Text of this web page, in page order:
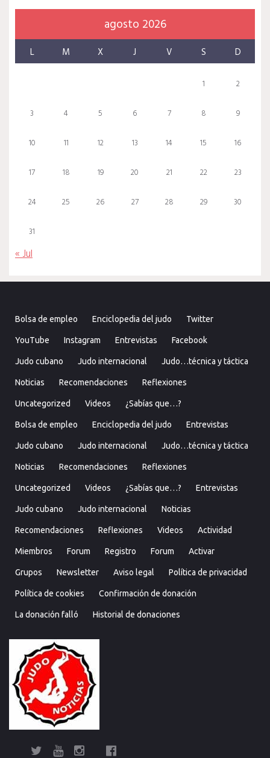
agosto 2026
L M X J V S D
1 2
3 4 5 6 7 8 9
10 11 12 13 14 15 16
17 18 19 20 21 22 23
24 25 26 27 28 29 30
31
« Jul
Bolsa de empleo Enciclopedia del judo Twitter
YouTube Instagram Entrevistas Facebook
Judo cubano Judo internacional Judo…técnica y táctica
Noticias Recomendaciones Reflexiones
Uncategorized Videos ¿Sabías que…?
Bolsa de empleo Enciclopedia del judo Entrevistas
Judo cubano Judo internacional Judo…técnica y táctica
Noticias Recomendaciones Reflexiones
Uncategorized Videos ¿Sabías que…? Entrevistas
Judo cubano Judo internacional Noticias
Recomendaciones Reflexiones Videos Actividad
Miembros Forum Registro Forum Activar
Grupos Newsletter Aviso legal Política de privacidad
Política de cookies Confirmación de donación
La donación falló Historial de donaciones
TwitterYouTubeInstagramFacebook